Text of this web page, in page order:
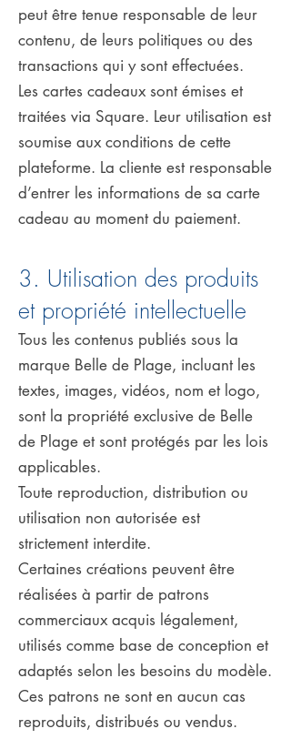
peut être tenue responsable de leur
contenu, de leurs politiques ou des
transactions qui y sont effectuées.
Les cartes cadeaux sont émises et
traitées via Square. Leur utilisation est
soumise aux conditions de cette
plateforme. La cliente est responsable
d’entrer les informations de sa carte
cadeau au moment du paiement.
3. Utilisation des produits
et propriété intellectuelle
Tous les contenus publiés sous la
marque Belle de Plage, incluant les
textes, images, vidéos, nom et logo,
sont la propriété exclusive de Belle
de Plage et sont protégés par les lois
applicables.
Toute reproduction, distribution ou
utilisation non autorisée est
strictement interdite.
Certaines créations peuvent être
réalisées à partir de patrons
commerciaux acquis légalement,
utilisés comme base de conception et
adaptés selon les besoins du modèle.
Ces patrons ne sont en aucun cas
reproduits, distribués ou vendus.